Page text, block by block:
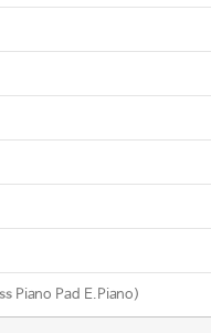
Piano Pad E.Piano)